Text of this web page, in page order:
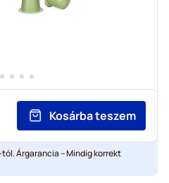
Kosárba teszem
Árgarancia – Mindig korrekt